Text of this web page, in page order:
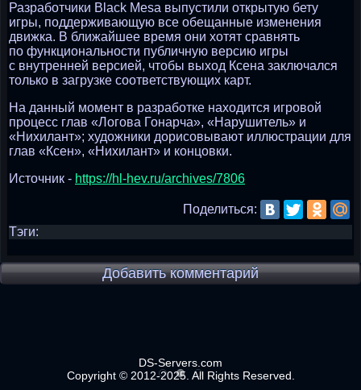
Разработчики Black Mesa выпустили открытую бету
игры, поддерживающую все обещанные изменения
движка. В ближайшее время они хотят сравнять
по функциональности публичную версию игры
с внутренней версией, чтобы выход Ксена заключался
только в загрузке соответствующих карт.
На данный момент в разработке находится игровой
процесс глав «Логова Гонарча», «Нарушитель» и
«Нихилант»; художники дорисовывают иллюстрации для
глав «Ксен», «Нихилант» и концовки.
Источник - https://hl-hev.ru/archives/7806
Поделиться:
Тэги:
Добавить комментарий
DS-Servers.com
Copyright © 2012-2025. All Rights Reserved.